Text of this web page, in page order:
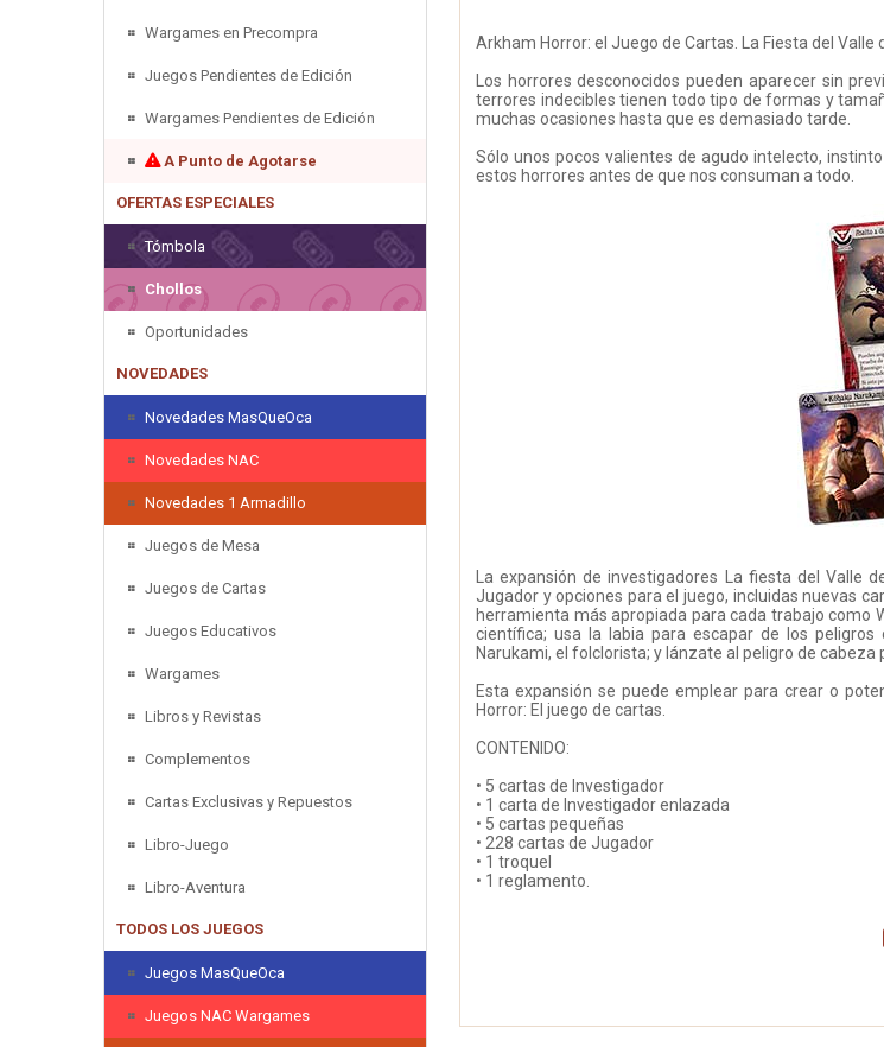
Wargames en Precompra
Juegos Pendientes de Edición
Wargames Pendientes de Edición
A Punto de Agotarse
OFERTAS ESPECIALES
Tómbola
Chollos
Oportunidades
NOVEDADES
Novedades MasQueOca
Novedades NAC
Novedades 1 Armadillo
Juegos de Mesa
Juegos de Cartas
Juegos Educativos
Wargames
Libros y Revistas
Complementos
Cartas Exclusivas y Repuestos
Libro-Juego
Libro-Aventura
TODOS LOS JUEGOS
Juegos MasQueOca
Juegos NAC Wargames
Arkham Horror: el Juego de Cartas. La Fiesta del
Los horrores desconocidos pueden aparecer sin
terrores indecibles tienen todo tipo de formas y
muchas ocasiones hasta que es demasiado tarde.
Sólo unos pocos valientes de agudo intelecto,
estos horrores antes de que nos consuman a todo.
La expansión de investigadores La fiesta del Valle
Jugador y opciones para el juego, incluidas nuevas
herramienta más apropiada para cada trabajo como
científica; usa la labia para escapar de los
Narukami, el folclorista; y lánzate al peligro de
Esta expansión se puede emplear para crear o
Horror: El juego de cartas.
CONTENIDO:
• 5 cartas de Investigador
• 1 carta de Investigador enlazada
• 5 cartas pequeñas
• 228 cartas de Jugador
• 1 troquel
• 1 reglamento.